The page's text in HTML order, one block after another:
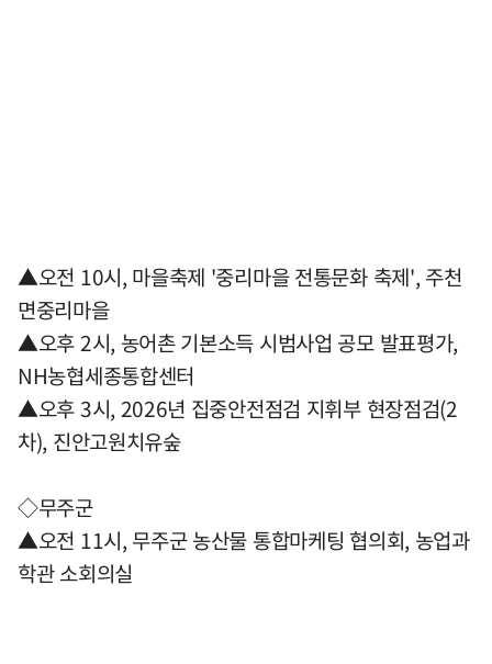
▲오전 10시, 마을축제 '중리마을 전통문화 축제', 주천
면중리마을
▲오후 2시, 농어촌 기본소득 시범사업 공모 발표평가,
NH농협세종통합센터
▲오후 3시, 2026년 집중안전점검 지휘부 현장점검(2
차), 진안고원치유숲
◇무주군
▲오전 11시, 무주군 농산물 통합마케팅 협의회, 농업과
학관 소회의실